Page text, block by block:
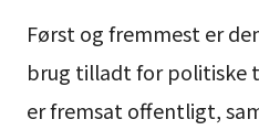
Først og fremmest er
brug tilladt for politiske
er fremsat offentligt,